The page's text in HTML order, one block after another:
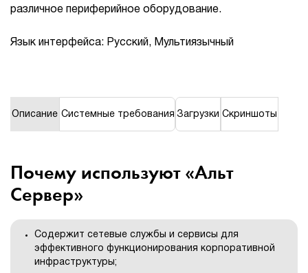
1Cофт
различное периферийное оборудование.
Язык интерфейса: Русский, Мультиязычный
Описание Системные требования Загрузки Скриншоты
Почему используют «Альт
Сервер»
Содержит сетевые службы и сервисы для
эффективного функционирования корпоративной
инфраструктуры;